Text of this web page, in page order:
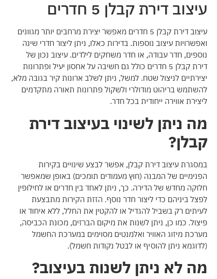
עיצוב דירת קבלן 5 חדרים
עיצוב דירת קבלן 5 חדרים מאפשר יצירת מרחבים יותר מגוונים
ואפשרויות עיצוב נוספות. בדירות כאלו, ניתן ליצור חדרי שינה
נוספים, חדר עבודה, או חדר משחקים לילדים. עיצוב נכון של
דירת קבלן 5 חדרים כולל גם חשיבה על אחסון יעיל ופתרונות
יצירתיים לניצול שטח. למשל, ניתן לשלב ארונות קיר בגובה מלא,
להשתמש בריהוט מודולרי ולשקול פתרונות תאורה מתקדמים
ליצירת אווירה ייחודית בכל חדר.
מה ניתן לשינוי בעיצוב דירת
קבלן?
במסגרת עיצוב דירת קבלן, אפשר לבצע שינויים בקירות
הפנימיים של המבנה (חוץ מעמודים תומכים) באופן שמאפשר
חלוקה מחדש של הדירה. כך, ניתן לאחד בין חדרים או לחילופין
לפצל ביניהם כדי ליצור חדר נוסף. הזזת הקירות מתבצעת
לעיתים רק בשביל להגדיל או להקטין את החלל, ללא איחוד או
פיצול. כמו כן, ניתן לשנות את מיקום הברזים, מכונת הכביסה,
מערכת מיזוג האוויר ואלמנטים מסוימים במערכת החשמל
(לדוגמא ניתן להוסיף או לבטל נקודות חשמל).
מה לא ניתן לשנות בעיצוב?